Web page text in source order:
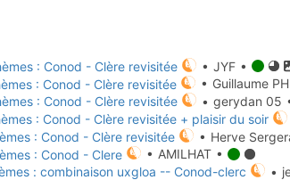
: Conod - Clère revisitée
• JYF •
: Conod - Clère revisitée
• Guillaume
: Conod - Clère revisitée
• gerydan 05
: Conod - Clère revisitée + plaisir du soir
: Conod - Clère revisitée
• Herve
: Conod - Clere
• AMILHAT •
: combinaison uxgloa -- Conod-clerc
•